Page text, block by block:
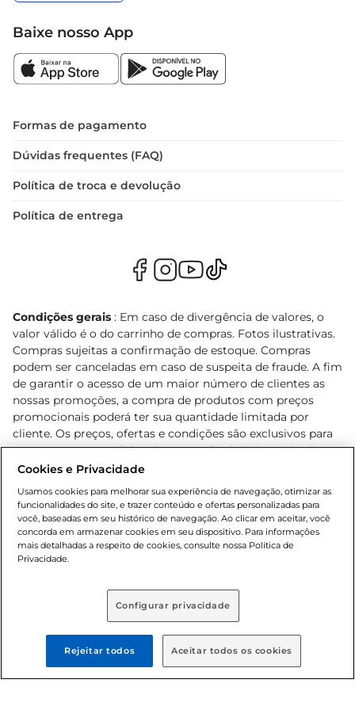
Baixe nosso App
Formas de pagamento
Dúvidas frequentes (FAQ)
Política de troca e devolução
Política de entrega
Condições gerais : Em caso de divergência de valores, o
valor válido é o do carrinho de compras. Fotos ilustrativas.
Compras sujeitas a confirmação de estoque. Compras
podem ser canceladas em caso de suspeita de fraude. A fim
de garantir o acesso de um maior número de clientes as
nossas promoções, a compra de produtos com preços
promocionais poderá ter sua quantidade limitada por
cliente. Os preços, ofertas e condições são exclusivos para
o e-commerce e válidos durante o dia de hoje, podendo
sofrer alterações sem prévia notificação. Proibida a venda
Lei n.º 8069/90, art. 81, inciso II (Estatuto da Criança e do
Adolescente). Preços e condições exclusivos para o
www.bretas.com.br, podendo sofrer alterações sem aviso
prévio. O valor mínimo para as compras on-line é de R$
80,00.
© 2025 Copyright. Todos os direitos
reservados Bretas.
Cookies e Privacidade
Usamos cookies para melhorar sua experiência de navegação, otimizar as
funcionalidades do site, e trazer conteúdo e ofertas personalizadas para
você, baseadas em seu histórico de navegação. Ao clicar em aceitar, você
concorda em armazenar cookies em seu dispositivo. Para informações
mais detalhadas a respeito de cookies, consulte nossa Política de
Privacidade.
Configurar privacidade
Rejeitar todos Aceitar todos os cookies